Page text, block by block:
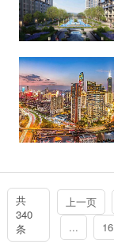
共
340
条
上一页
...
16